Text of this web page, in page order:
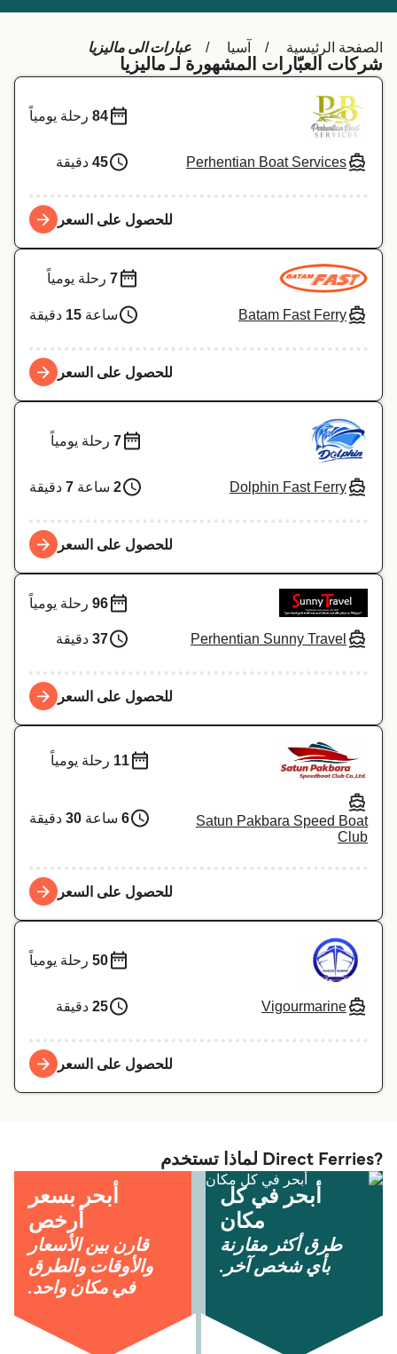
Norge
Україна
Indonesia
الصفحة الرئيسية آسيا عبارات الى ماليزيا
شركات العبّارات المشهورة لـ ماليزيا
Perhentian Boat Services
84رحلة يومياً
45دقيقة
للحصول على السعر
Batam Fast Ferry
7رحلة يومياً
ساعة15دقيقة
للحصول على السعر
Dolphin Fast Ferry
7رحلة يومياً
2 ساعة7دقيقة
للحصول على السعر
Perhentian Sunny Travel
96رحلة يومياً
37دقيقة
للحصول على السعر
Satun Pakbara Speed Boat
Club
11رحلة يومياً
6 ساعة30دقيقة
للحصول على السعر
Vigourmarine
50رحلة يومياً
25دقيقة
للحصول على السعر
أبحر في كل
مكان
طرق أكثر مقارنة
بأي شخص آخر.
أبحر بسعر
أرخص
قارن بين الأسعار
والأوقات والطرق
في مكان واحد.